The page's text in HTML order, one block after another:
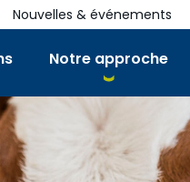
Notre approche
Nouvelles & événements